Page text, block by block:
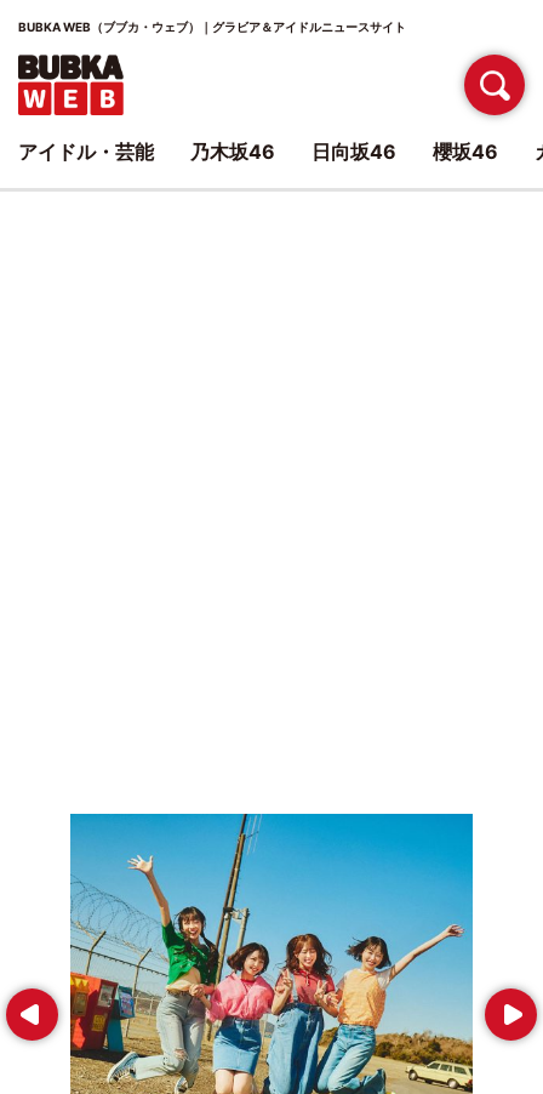
BUBKA WEB（ブブカ・ウェブ）｜グラビア＆アイドルニュースサイト
Prev Next
アイドル・芸能 乃木坂46 日向坂46 櫻坂46